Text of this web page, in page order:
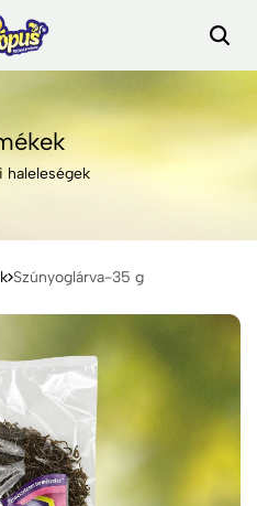
haleleségek
Szúnyoglárva-35 g